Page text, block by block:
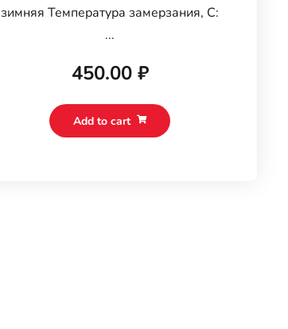
зимняя Температура замерзания, С:
...
450.00 ₽
Add to cart